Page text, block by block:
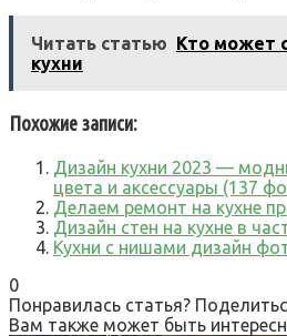
Читать статью
Кто может
кухни
Похожие записи:
Дизайн кухни 2023 —
цвета и аксессуары (137
Делаем ремонт на кухне
Дизайн стен на кухне в
Кухни с нишами дизайн
0
Понравилась статья?
Вам также может быть